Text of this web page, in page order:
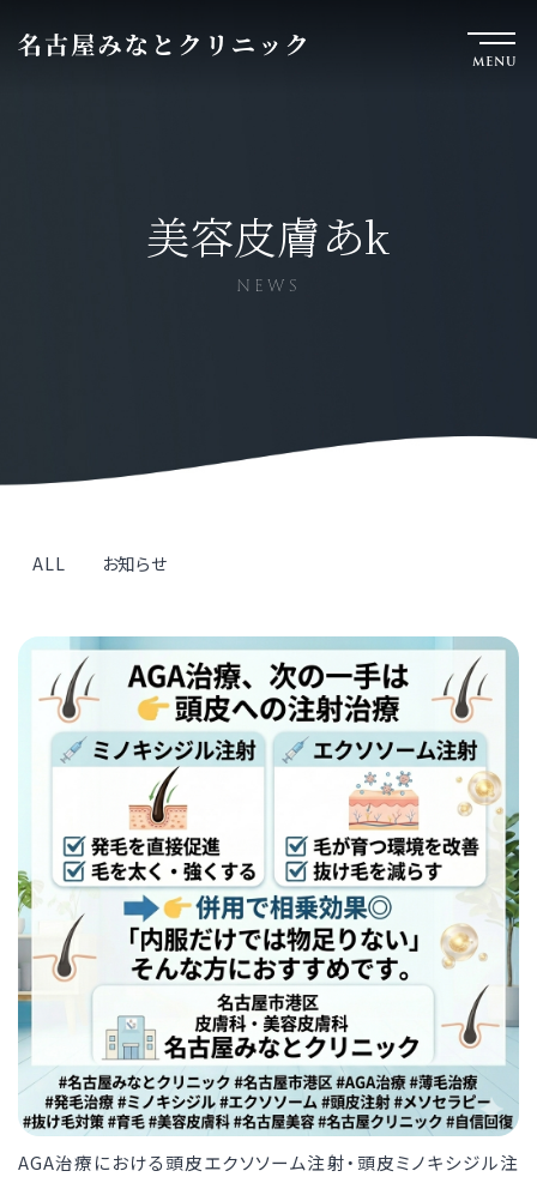
MENU
美容皮膚あk
NEWS
ALL お知らせ
AGA治療における頭皮エクソソーム注射・頭皮ミノキシジル注